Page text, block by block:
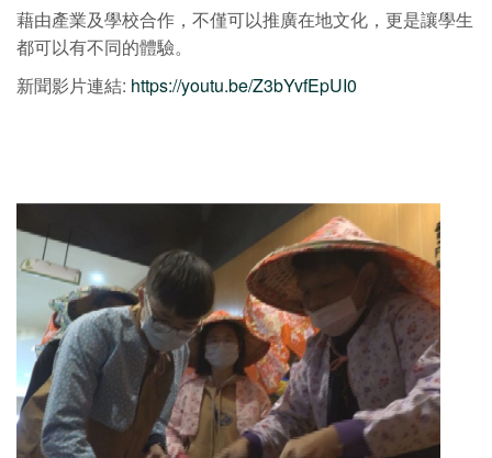
藉由產業及學校合作，不僅可以推廣在地文化，更是讓學生
都可以有不同的體驗。
新聞影片連結: https://youtu.be/Z3bYvfEpUI0